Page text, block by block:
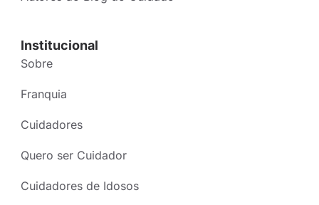
Institucional
Sobre
Franquia
Cuidadores
Quero ser Cuidador
Cuidadores de Idosos